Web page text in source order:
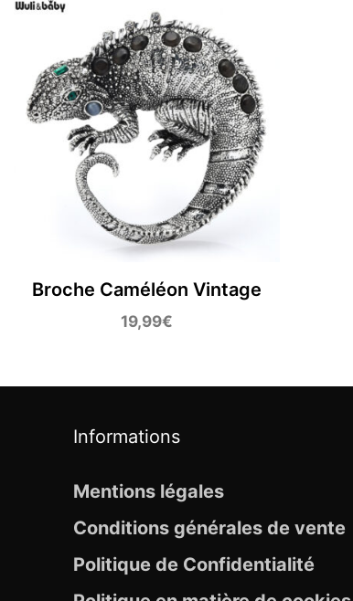
Broche Caméléon Vintage
19,99€
Informations
Mentions légales
Conditions générales de vente
Politique de Confidentialité